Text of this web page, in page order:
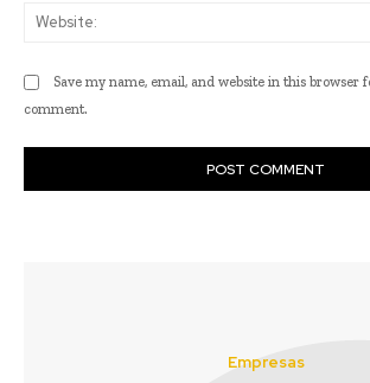
Save my name, email, and website in this browser
comment.